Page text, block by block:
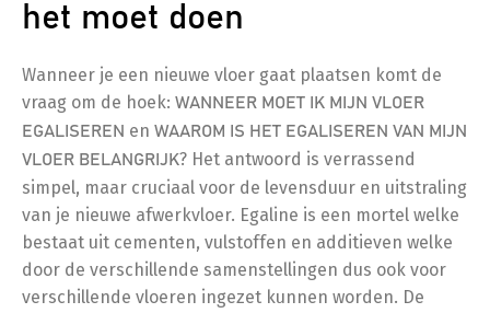
het moet doen
Wanneer je een nieuwe vloer gaat plaatsen komt de
vraag om de hoek: WANNEER MOET IK MIJN VLOER
EGALISEREN en WAAROM IS HET EGALISEREN VAN MIJN
VLOER BELANGRIJK? Het antwoord is verrassend
simpel, maar cruciaal voor de levensduur en uitstraling
van je nieuwe afwerkvloer. Egaline is een mortel welke
bestaat uit cementen, vulstoffen en additieven welke
door de verschillende samenstellingen dus ook voor
verschillende vloeren ingezet kunnen worden. De